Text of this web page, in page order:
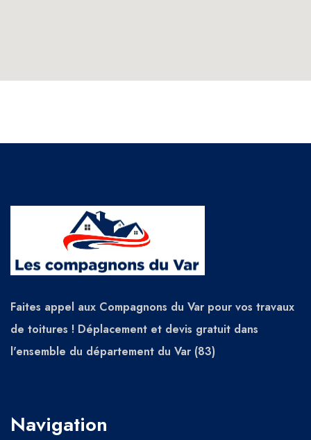
Faites appel aux Compagnons du Var pour vos travaux
de toitures ! Déplacement et devis gratuit dans
l'ensemble du département du Var (83)
Navigation